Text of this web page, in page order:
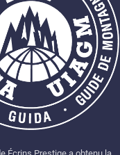
Écrins Prestige a obtenu la